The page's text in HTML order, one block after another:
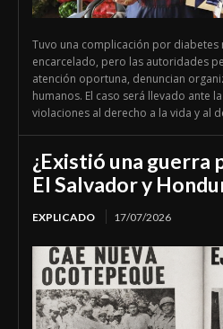
Tuvo una complicación por diabetes
encarcelado, pero las autoridades
atención oportuna, denuncian
humanos. El caso será llevado ante
violaciones al derecho a la vida y al
¿Existió una
El Salvador y
EXPLICADO 17/07/2026